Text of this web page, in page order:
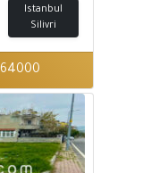
Istanbul
Silivri
64000